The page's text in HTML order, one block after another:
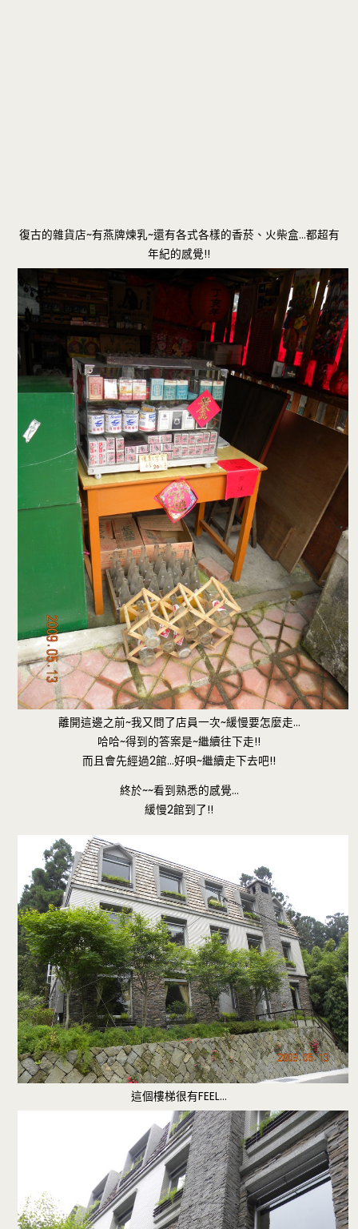
復古的雜貨店~有燕牌煉乳~還有各式各樣的香菸、火柴盒…都超有
年紀的感覺!!
離開這邊之前~我又問了店員一次~緩慢要怎麼走…
哈哈~得到的答案是~繼續往下走!!
而且會先經過2館…好唄~繼續走下去吧!!
終於~~看到熟悉的感覺…
緩慢2館到了!!
這個樓梯很有FEEL…